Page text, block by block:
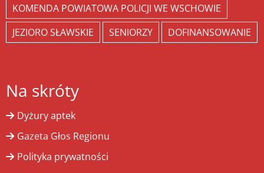
KOMENDA POWIATOWA POLICJI WE WSCHOWIE
JEZIORO SŁAWSKIE
SENIORZY DOFINANSOWANIE
Na skróty
Dyżury aptek
Gazeta Głos Regionu
Polityka prywatności